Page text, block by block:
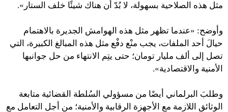
مثل هذه الصلاحية بسهولة، لا بُدّ أن هناك شيئًا خلف الستار».
وأوضح: «عندما تظهر مثل هذه الهوامش الجديرة بالاهتمام
حيالَ أحد الملفات، يجب منْع دفْع مثل هذه المبالغ الكبيرة، التي
تصل إلى ألف مليار تومان؛ حتى يتِم الانتهاء من حل جوانبها
الأمنية والاقتصادية».
وطلبَ البرلماني أيضًا من مسؤولي السُلطة القضائية متابعة
الوثائق اللازمة مع الأجهزة الرقابية والأمنية؛ من أجل التعامل مع